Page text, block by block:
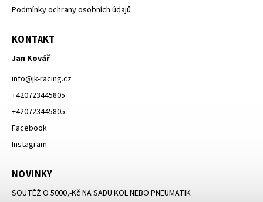
Podmínky ochrany osobních údajů
KONTAKT
Jan Kovář
info@jk-racing.cz
+420723445805
+420723445805
Facebook
Instagram
NOVINKY
SOUTĚŽ O 5000,-Kč NA SADU KOL NEBO PNEUMATIK